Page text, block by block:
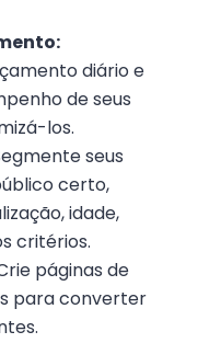
diário e
de seus
los.
seus
certo,
idade,
critérios.
páginas de
para converter